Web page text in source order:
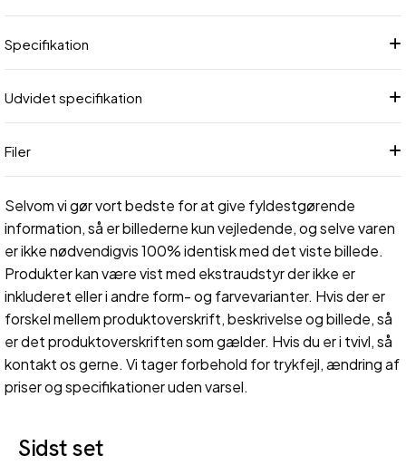
Specifikation
Udvidet specifikation
Filer
Selvom vi gør vort bedste for at give fyldestgørende
information, så er billederne kun vejledende, og selve varen
er ikke nødvendigvis 100% identisk med det viste billede.
Produkter kan være vist med ekstraudstyr der ikke er
inkluderet eller i andre form- og farvevarianter. Hvis der er
forskel mellem produktoverskrift, beskrivelse og billede, så
er det produktoverskriften som gælder. Hvis du er i tvivl, så
kontakt os gerne. Vi tager forbehold for trykfejl, ændring af
priser og specifikationer uden varsel.
Sidst set